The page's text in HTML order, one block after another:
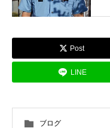
Post
LINE
ブログ